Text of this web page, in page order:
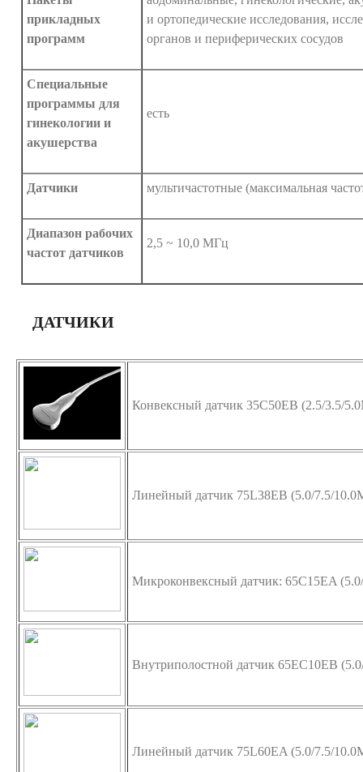
прикладных
программ
и ортопедические исследования,
органов и периферических сосудов
Специальные
программы для
гинекологии и
акушерства
есть
Датчики мультичастотные (максимальная
Диапазон рабочих
частот датчиков
2,5 ~ 10,0 MГц
ДАТЧИКИ
Конвексный датчик 35C50EB (2.5/3.5/
Линейный датчик 75L38EB (5.0/7.5/
Микроконвексный датчик: 65C15EA
Внутриполостной датчик 65EC10EB
Линейный датчик 75L60EA (5.0/7.5/